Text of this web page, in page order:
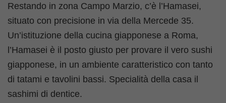
Restando in zona Campo Marzio, c’è l’Hamasei,
situato con precisione in via della Mercede 35.
Un’istituzione della cucina giapponese a Roma,
l’Hamasei è il posto giusto per provare il vero sushi
giapponese, in un ambiente caratteristico con tanto
di tatami e tavolini bassi. Specialità della casa il
sashimi di dentice.